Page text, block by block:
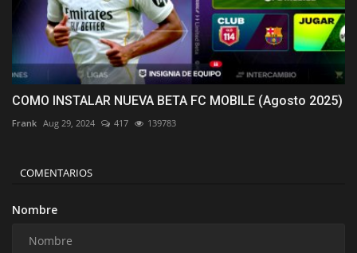
COMO INSTALAR NUEVA BETA FC MOBILE (Agosto 2025)
Frank Aug 29, 2024 417 139783
COMENTARIOS
Nombre